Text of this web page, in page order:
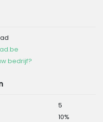
bedrijf?
5
10%